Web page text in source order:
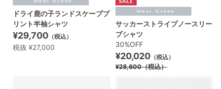
ドライ鹿の子ランドスケーププ
リント半袖シャツ
¥29,700 （税込）
税抜 ¥27,000
サッカーストライプノースリー
ブシャツ
30%OFF
¥20,020 （税込）
¥28,600（税込）